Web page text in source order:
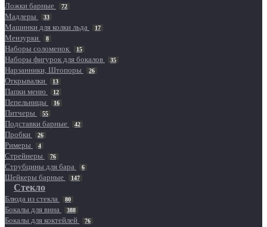
Ложки барные 72
Мадлеры 33
Машинки для колки льда 17
Мензурки 8
Наборы соломенок 15
Наборы фигурок для бокалов 35
Нарзанники, Штопоры 26
Открывалки 13
Папки меню 12
Пепельницы 16
Питчеры 55
Подставки барные 42
Пробки 26
Римеры 4
Стрейнеры 76
Струбцины для бара 6
Шейкеры барные 147
Стекло
Блюда из стекла 80
Бокалы для вина 388
Бокалы для коктейлей 76